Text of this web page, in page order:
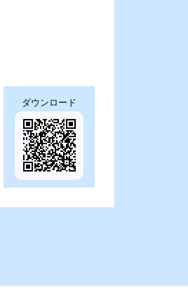
ダウンロード